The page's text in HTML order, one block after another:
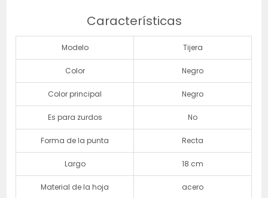
Características
Modelo Tijera
Color Negro
Color principal Negro
Es para zurdos No
Forma de la punta Recta
Largo 18 cm
Material de la hoja acero